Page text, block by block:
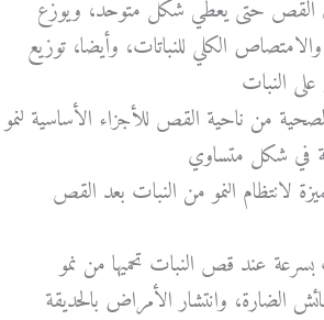
في القص حتى يعطي شكل متوحد، ويوزع
والامتصاص الكلي للنباتات، وأيضا، توزيع
النبات
الصحية من ناحية القص للأجزاء الأساسية لنمو
في شكل متساوي
لانتظام النمو من النبات بعد القص
بسرعة عند قص النبات تحميها من نمو
الضارة، وانتشار الأمراض بالحديقة